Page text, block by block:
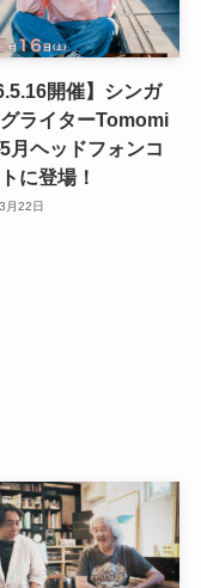
開催】シンガ
ライターTomomi
月ヘッドフォンコ
に登場！
月22日